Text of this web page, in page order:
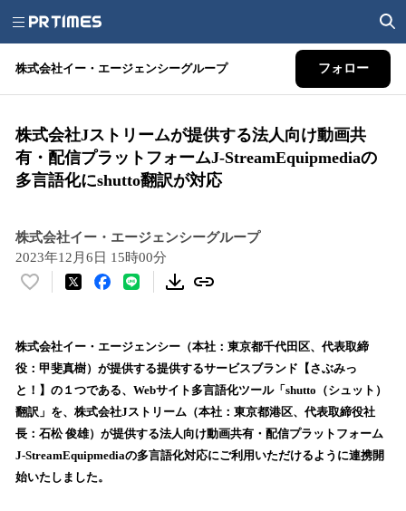
株式会社イー・エージェンシーグループ フォロー
株式会社Jストリームが提供する法人向け動画共
有・配信プラットフォームJ-StreamEquipmediaの
多言語化にshutto翻訳が対応
株式会社イー・エージェンシーグループ
2023年12月6日 15時00分
い
！
数
を
読
込
み
中
株式会社イー・エージェンシー（本社：東京都千代田区、代表取締
役：甲斐真樹）が提供する提供するサービスブランド【さぶみっ
と！】の１つである、Webサイト多言語化ツール「shutto（シュット）
翻訳」を、株式会社Jストリーム（本社：東京都港区、代表取締役社
長：石松 俊雄）が提供する法人向け動画共有・配信プラットフォーム
J-StreamEquipmediaの多言語化対応にご利用いただけるように連携開
始いたしました。